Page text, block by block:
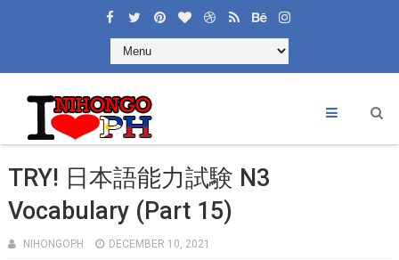
TRY! 日本語能力試験 N3
Vocabulary (Part 15)
NIHONGOPH DECEMBER 10, 2021